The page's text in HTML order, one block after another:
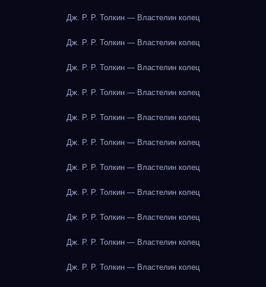
Дж. Р. Р. Толкин — Властелин колец
Дж. Р. Р. Толкин — Властелин колец
Дж. Р. Р. Толкин — Властелин колец
Дж. Р. Р. Толкин — Властелин колец
Дж. Р. Р. Толкин — Властелин колец
Дж. Р. Р. Толкин — Властелин колец
Дж. Р. Р. Толкин — Властелин колец
Дж. Р. Р. Толкин — Властелин колец
Дж. Р. Р. Толкин — Властелин колец
Дж. Р. Р. Толкин — Властелин колец
Дж. Р. Р. Толкин — Властелин колец